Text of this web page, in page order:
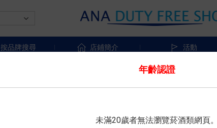
按品牌搜尋 店鋪簡介 活動
年齡認證
未滿20歲者無法瀏覽菸酒類網頁。